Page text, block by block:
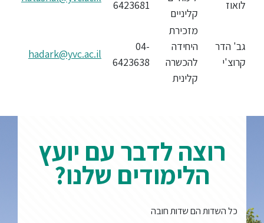
לואוז
קליניים
6423681‏
גב' הדר
קרוצ'י
מזכירת
היחידה
להכשרה
קלינית
04-
6423638
hadark@yvc.ac.il
רוצה לדבר עם יועץ
הלימודים שלנו?
כל השדות הם שדות חובה